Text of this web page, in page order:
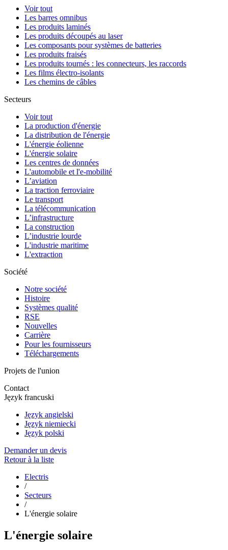
Voir tout
Les barres omnibus
Les produits laminés
Les produits découpés au laser
Les composants pour systèmes de batteries
Les produits fraisés
Les produits tournés : les connecteurs, les raccords
Les films électro-isolants
Les chemins de câbles
Secteurs
Voir tout
La production d'énergie
La distribution de l'énergie
L'énergie éolienne
L'énergie solaire
Les centres de données
L'automobile et l'e-mobilité
L’aviation
La traction ferroviaire
Le transport
La télécommunication
L’infrastructure
La construction
L’industrie lourde
L'industrie maritime
L'extraction
Société
Notre société
Histoire
Systèmes qualité
RSE
Nouvelles
Carrière
Pour les fournisseurs
Téléchargements
Projets de l'union
Contact
Język francuski
Język angielski
Język niemiecki
Język polski
Demander un devis
Retour à la liste
Electris
/
Secteurs
/
L'énergie solaire
L'énergie solaire